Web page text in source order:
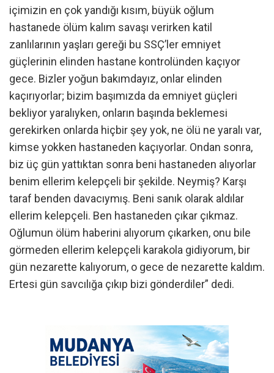
içimizin en çok yandığı kısım, büyük oğlum
hastanede ölüm kalım savaşı verirken katil
zanlılarının yaşları gereği bu SSÇ’ler emniyet
güçlerinin elinden hastane kontrolünden kaçıyor
gece. Bizler yoğun bakımdayız, onlar elinden
kaçırıyorlar; bizim başımızda da emniyet güçleri
bekliyor yaralıyken, onların başında beklemesi
gerekirken onlarda hiçbir şey yok, ne ölü ne yaralı var,
kimse yokken hastaneden kaçıyorlar. Ondan sonra,
biz üç gün yattıktan sonra beni hastaneden alıyorlar
benim ellerim kelepçeli bir şekilde. Neymiş? Karşı
taraf benden davacıymış. Beni sanık olarak aldılar
ellerim kelepçeli. Ben hastaneden çıkar çıkmaz.
Oğlumun ölüm haberini alıyorum çıkarken, onu bile
görmeden ellerim kelepçeli karakola gidiyorum, bir
gün nezarette kalıyorum, o gece de nezarette kaldım.
Ertesi gün savcılığa çıkıp bizi gönderdiler” dedi.